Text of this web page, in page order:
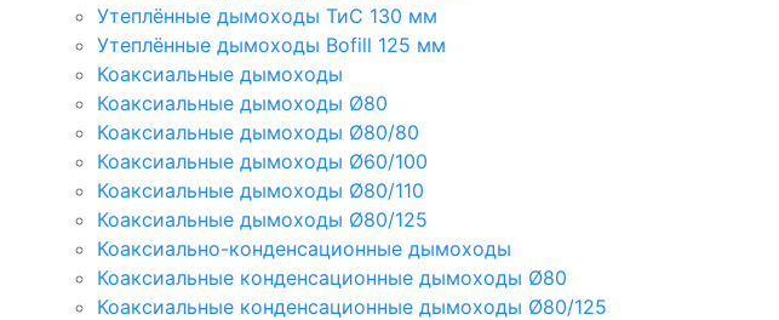
Утеплённые дымоходы ТиС 130 мм
Утеплённые дымоходы Bofill 125 мм
Коаксиальные дымоходы
Коаксиальные дымоходы Ø80
Коаксиальные дымоходы Ø80/80
Коаксиальные дымоходы Ø60/100
Коаксиальные дымоходы Ø80/110
Коаксиальные дымоходы Ø80/125
Коаксиально-конденсационные дымоходы
Коаксиальные конденсационные дымоходы Ø80
Коаксиальные конденсационные дымоходы Ø80/125